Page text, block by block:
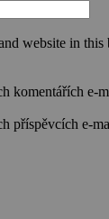
website in
komentářích e-
příspěvcích e-